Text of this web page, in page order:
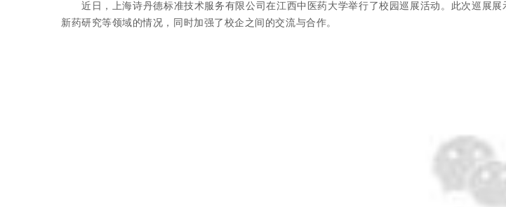
近日，上海诗丹德标准技术服务有限公司在江西中医药大学举行了校园巡展活动。此次巡展
新药研究等领域的情况，同时加强了校企之间的交流与合作。